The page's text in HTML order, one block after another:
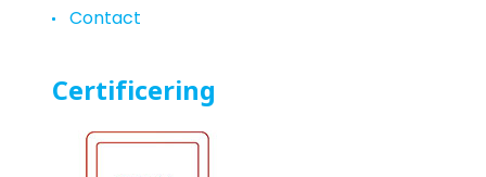
Contact
Certificering